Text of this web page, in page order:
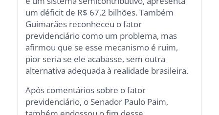
um déficit de R$ 67,2 bilhões. Também
Guimarães reconheceu o fator
previdenciário como um problema, mas
afirmou que se esse mecanismo é ruim,
pior seria se ele acabasse, sem outra
alternativa adequada à realidade brasileira.
Após comentários sobre o fator
previdenciário, o Senador Paulo Paim,